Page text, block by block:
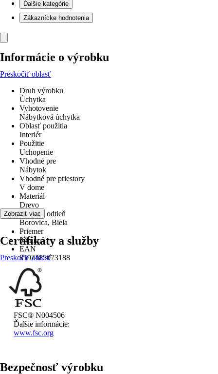
Ďalšie kategórie
Zákaznícke hodnotenia
Informácie o výrobku
Preskočiť oblasť
Druh výrobku
Úchytka
Vyhotovenie
Nábytková úchytka
Oblasť použitia
Interiér
Použitie
Uchopenie
Vhodné pre
Nábytok
Vhodné pre priestory
V dome
Materiál
Drevo
Farebný odtieň
Borovica, Biela
Priemer
34 mm
EAN
8592485073188
Zobraziť viac
Certifikáty a služby
Preskočiť oblasť
FSC® N004506
Ďalšie informácie:
www.fsc.org
Bezpečnosť výrobku